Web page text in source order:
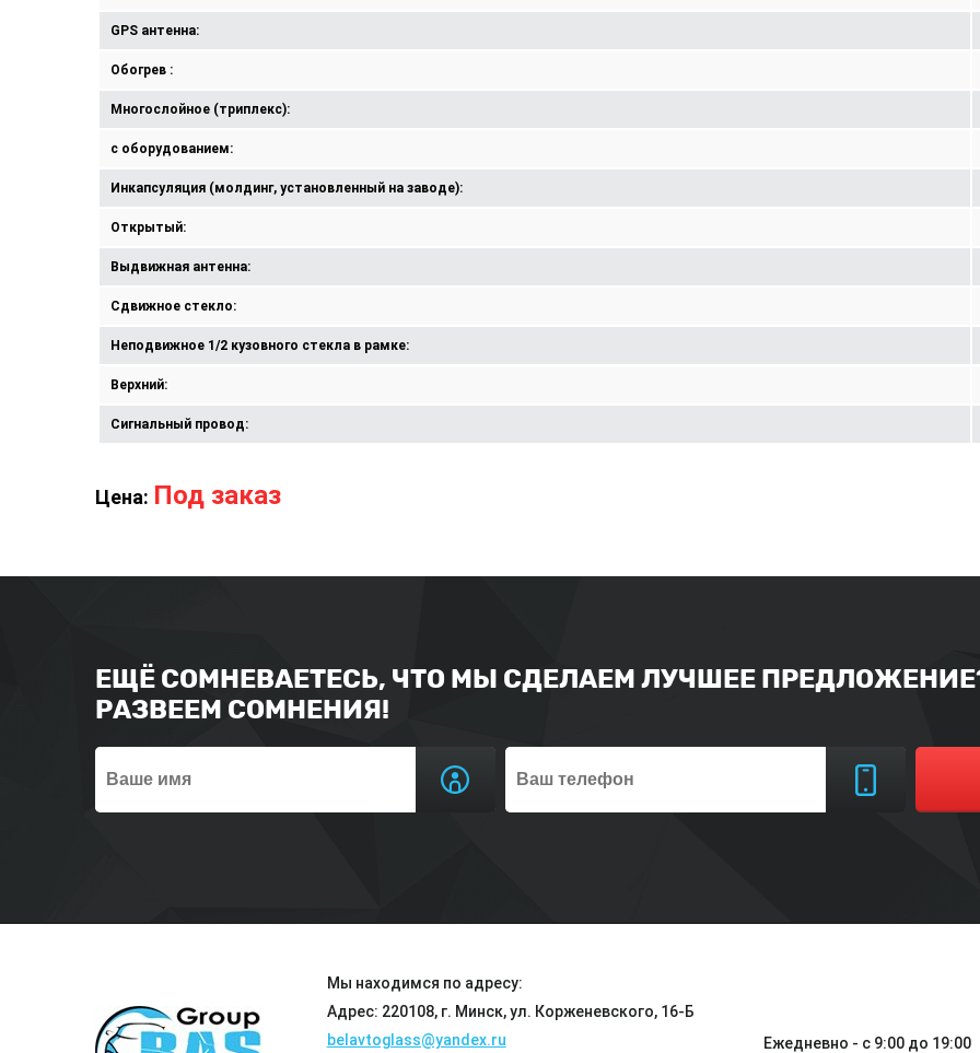
GPS антенна:
Обогрев :
Многослойное (триплекс):
с оборудованием:
Инкапсуляция (молдинг, установленный на заводе):
Открытый:
Выдвижная антенна:
Сдвижное стекло:
Неподвижное 1/2 кузовного стекла в рамке:
Верхний:
Сигнальный провод:
Цена: Под заказ
ЕЩЁ СОМНЕВАЕТЕСЬ, ЧТО МЫ СДЕЛАЕМ ЛУЧШЕЕ
РАЗВЕЕМ СОМНЕНИЯ!
Мы находимся по адресу:
Адрес: 220108, г. Минск, ул. Корженевского, 16-Б
belavtoglass@yandex.ru
Ежедневно - с 9:00 до 19:00